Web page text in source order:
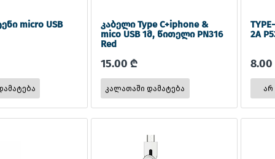
micro USB
კაბელი Type C+iphone &
mico USB 1მ, წითელი PN316
Red
15.00 ₾
2A
8.00
არ